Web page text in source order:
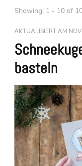
Showing: 1 - 10 of
AKTUALISIERT AM
basteln